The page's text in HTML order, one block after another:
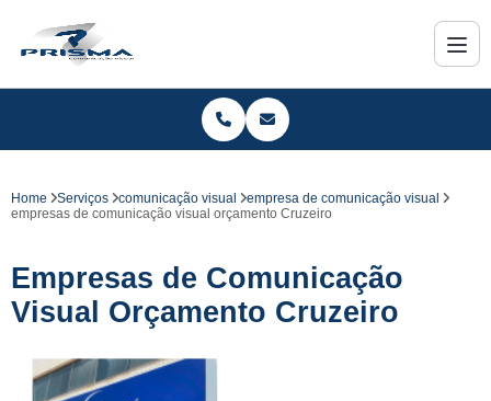
Home Serviços comunicação visual
empresa de comunicação visual
empresas de comunicação visual orçamento Cruzeiro
Empresas de Comunicação
Visual Orçamento Cruzeiro